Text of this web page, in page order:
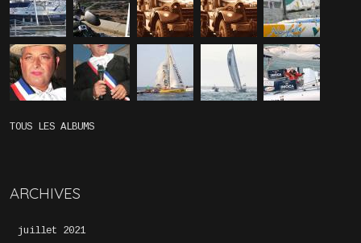
TOUS LES ALBUMS
ARCHIVES
juillet 2021